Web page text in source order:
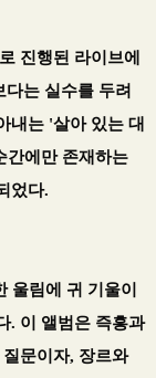
진행된 라이브에
다는 실수를 두려
내는 '살아 있는 대
간에만 존재하는
었다.
울림에 귀 기울이
. 이 앨범은 즉흥과
문이자, 장르와